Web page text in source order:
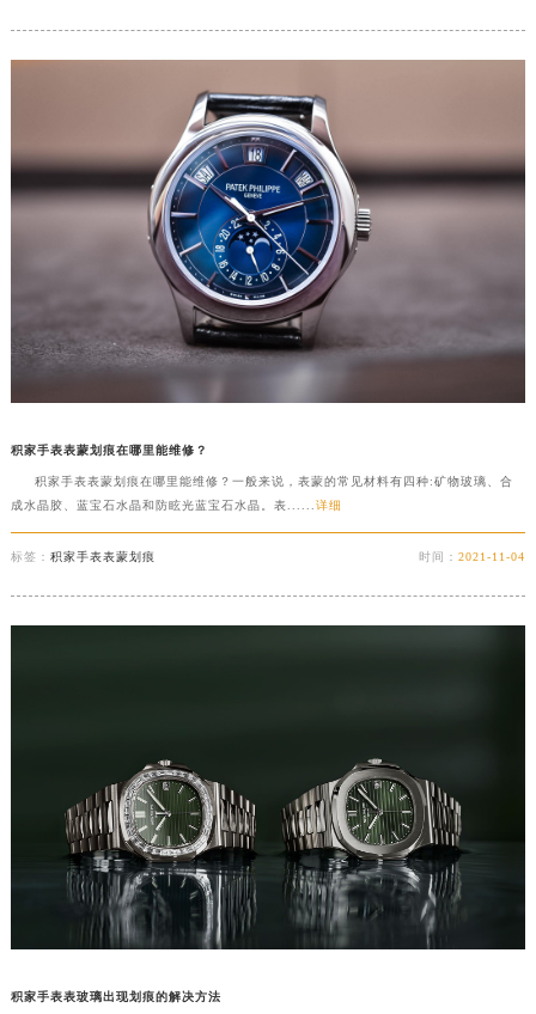
积家手表表蒙划痕在哪里能维修？
积家手表表蒙划痕在哪里能维修？一般来说，表蒙的常见材料有四种:矿物玻璃、合
成水晶胶、蓝宝石水晶和防眩光蓝宝石水晶。表...... 详细
标签： 积家手表表蒙划痕 时间：2021-11-04
积家手表表玻璃出现划痕的解决方法